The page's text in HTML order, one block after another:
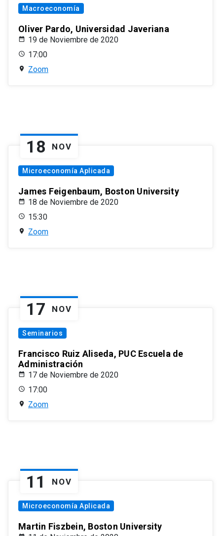
Macroeconomía
Oliver Pardo, Universidad Javeriana
19 de Noviembre de 2020
17:00
Zoom
18 NOV
Microeconomía Aplicada
James Feigenbaum, Boston University
18 de Noviembre de 2020
15:30
Zoom
17 NOV
Seminarios
Francisco Ruiz Aliseda, PUC Escuela de
Administración
17 de Noviembre de 2020
17:00
Zoom
11 NOV
Microeconomía Aplicada
Martin Fiszbein, Boston University